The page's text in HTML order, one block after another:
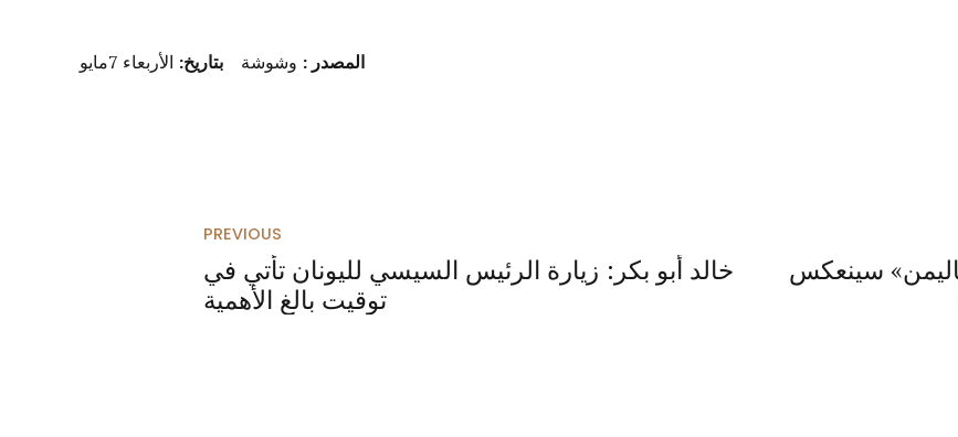
المصدر : وشوشة بتاريخ: الأربعاء 7مايو
PREVIOUS
خالد أبو بكر: زيارة الرئيس السيسي لليونان تأتي في
توقيت بالغ الأهمية
سينعكس